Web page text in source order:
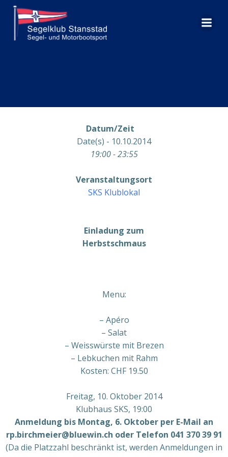
Datum/Zeit
Date(s) - 10.10.2014
19:00 - 23:55
Veranstaltungsort
SKS Klublokal
Einladung zum
Herbstschmaus
Menu:
– Apéro
– Salat
– Weisswürste mit Brezen
– Lebkuchen mit Rahm
Kosten: CHF 19.50
Freitag, 10. Oktober 2014
Klubhaus SKS, 19:00
Anmeldung bis Montag, 6. Oktober per E-Mail an
rp.birchmeier@bluewin.ch oder Telefon 041 370 39 91
(Da die Platzzahl beschränkt ist, werden Anmeldungen in